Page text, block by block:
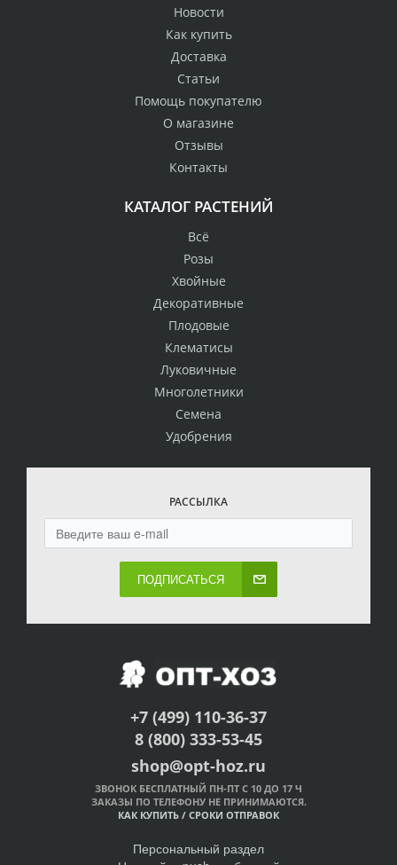
Новости
Как купить
Доставка
Статьи
Помощь покупателю
О магазине
Отзывы
Контакты
КАТАЛОГ РАСТЕНИЙ
Всё
Розы
Хвойные
Декоративные
Плодовые
Клематисы
Луковичные
Многолетники
Семена
Удобрения
РАССЫЛКА
ПОДПИСАТЬСЯ
+7 (499) 110-36-37
8 (800) 333-53-45
shop@opt-hoz.ru
ЗВОНОК БЕСПЛАТНЫЙ ПН-ПТ С 10 ДО 17 Ч
ЗАКАЗЫ ПО ТЕЛЕФОНУ НЕ ПРИНИМАЮТСЯ.
КАК КУПИТЬ / СРОКИ ОТПРАВОК
Персональный раздел